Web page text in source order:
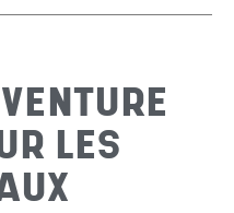
LES